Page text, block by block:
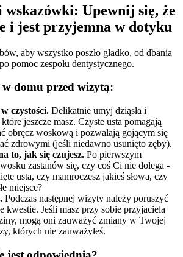
wskazówki: Upewnij się, że
i jest przyjemna w dotyku
aby wszystko poszło gładko, od dbania
pomoc zespołu dentystycznego.
domu przed wizytą:
czystości. Delikatnie umyj dziąsła i
jeszcze masz. Czyste usta pomagają
obręcz woskową i pozwalają gojącym się
zdrowymi (jeśli niedawno usunięto zęby).
to, jak się czujesz. Po pierwszym
zastanów się, czy coś Ci nie dolega -
usta, czy mamroczesz jakieś słowa, czy
miejsce?
Podczas następnej wizyty należy poruszyć
kwestie. Jeśli masz przy sobie przyjaciela
mogą oni zauważyć zmiany w Twojej
których nie zauważyłeś.